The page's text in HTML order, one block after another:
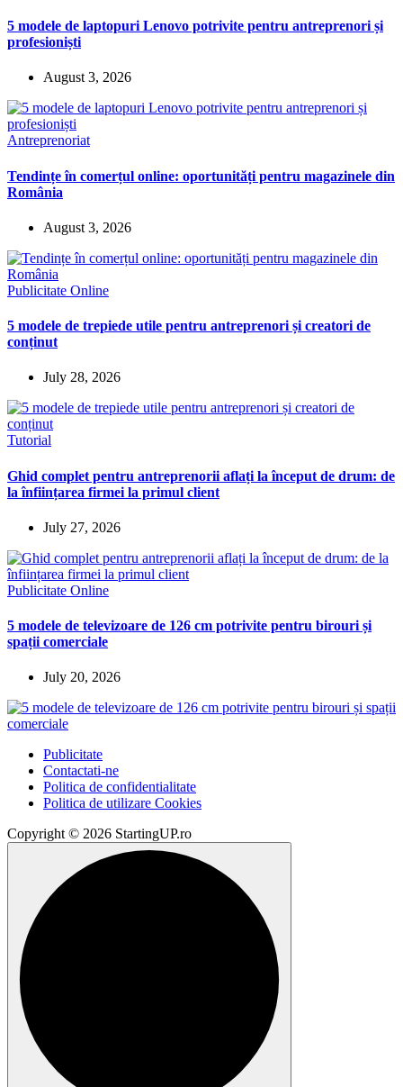
5 modele de laptopuri Lenovo potrivite pentru antreprenori și
profesioniști
August 3, 2026
Antreprenoriat
Tendințe în comerțul online: oportunități pentru magazinele din
România
August 3, 2026
Publicitate Online
5 modele de trepiede utile pentru antreprenori și creatori de
conținut
July 28, 2026
Tutorial
Ghid complet pentru antreprenorii aflați la început de drum: de
la înființarea firmei la primul client
July 27, 2026
Publicitate Online
5 modele de televizoare de 126 cm potrivite pentru birouri și
spații comerciale
July 20, 2026
Publicitate
Contactati-ne
Politica de confidentialitate
Politica de utilizare Cookies
Copyright © 2026 StartingUP.ro